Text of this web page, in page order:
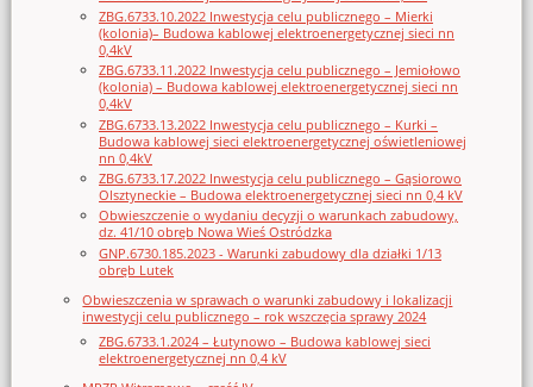
ZBG.6733.10.2022 Inwestycja celu publicznego – Mierki
(kolonia)– Budowa kablowej elektroenergetycznej sieci nn
0,4kV
ZBG.6733.11.2022 Inwestycja celu publicznego – Jemiołowo
(kolonia) – Budowa kablowej elektroenergetycznej sieci nn
0,4kV
ZBG.6733.13.2022 Inwestycja celu publicznego – Kurki –
Budowa kablowej sieci elektroenergetycznej oświetleniowej
nn 0,4kV
ZBG.6733.17.2022 Inwestycja celu publicznego – Gąsiorowo
Olsztyneckie – Budowa elektroenergetycznej sieci nn 0,4 kV
Obwieszczenie o wydaniu decyzji o warunkach zabudowy,
dz. 41/10 obręb Nowa Wieś Ostródzka
GNP.6730.185.2023 - Warunki zabudowy dla działki 1/13
obręb Lutek
Obwieszczenia w sprawach o warunki zabudowy i lokalizacji
inwestycji celu publicznego – rok wszczęcia sprawy 2024
ZBG.6733.1.2024 – Łutynowo – Budowa kablowej sieci
elektroenergetycznej nn 0,4 kV